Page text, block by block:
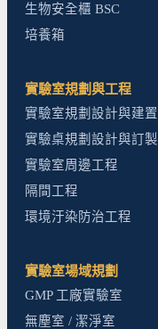
生物安全櫃 BSC
培養箱
實驗室規劃與工程
實驗室規劃設計與建置
實驗桌規劃設計與訂製
實驗室周邊工程
隔間工程
環境汙染防治工程
實驗室場域規劃
GMP 工廠實驗室
無塵室 / 潔淨室